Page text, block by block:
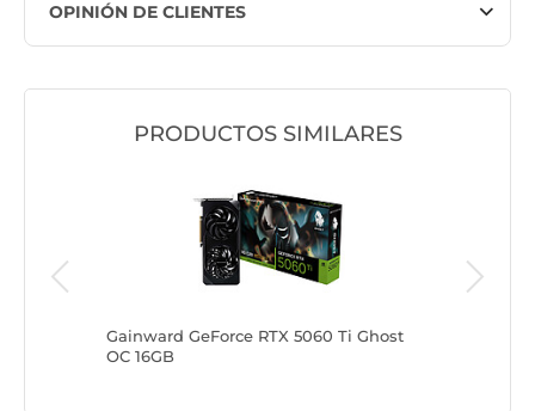
OPINIÓN DE CLIENTES
PRODUCTOS SIMILARES
Gainward GeForce RTX 5060 Ti Ghost
OC 16GB